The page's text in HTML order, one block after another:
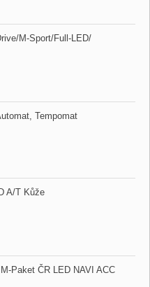
M​-Sport/Full​-LED/
Tempomat
A/T Kůže
Paket ČR LED NAVI ACC